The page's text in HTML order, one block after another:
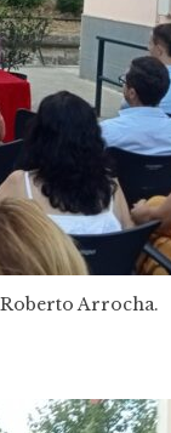
Arrocha.